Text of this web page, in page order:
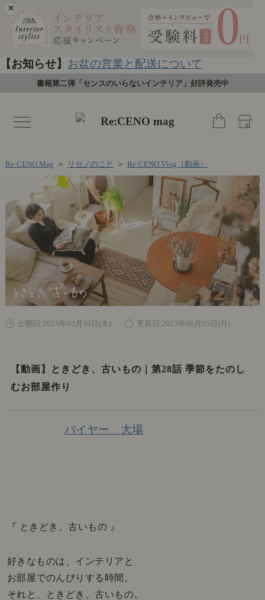
×
【お知らせ】 お盆の営業と配送について
書籍第二弾「センスのいらないインテリア」好評発売中
toggle
navigation
Re:CENO Mag ＞ リセノのこと ＞ Re:CENO Vlog（動画）
公開日 2023年02月16日(木) 更新日 2023年06月05日(月)
【動画】ときどき、古いもの｜第28話 季節をたのし
むお部屋作り
バイヤー 大場
『 ときどき、古いもの 』
好きなものは、インテリアと
お部屋でのんびりする時間。
それと、ときどき、古いもの。